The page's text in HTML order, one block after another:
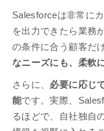
Salesforceは非常に
を出力できたら業務
の条件に合う顧客だ
なニーズにも、柔軟
さらに、 必要に応じ
能です。実際、
るほどで、自社独自